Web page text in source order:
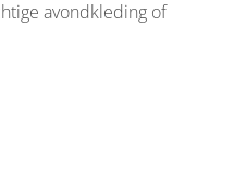
avondkleding of